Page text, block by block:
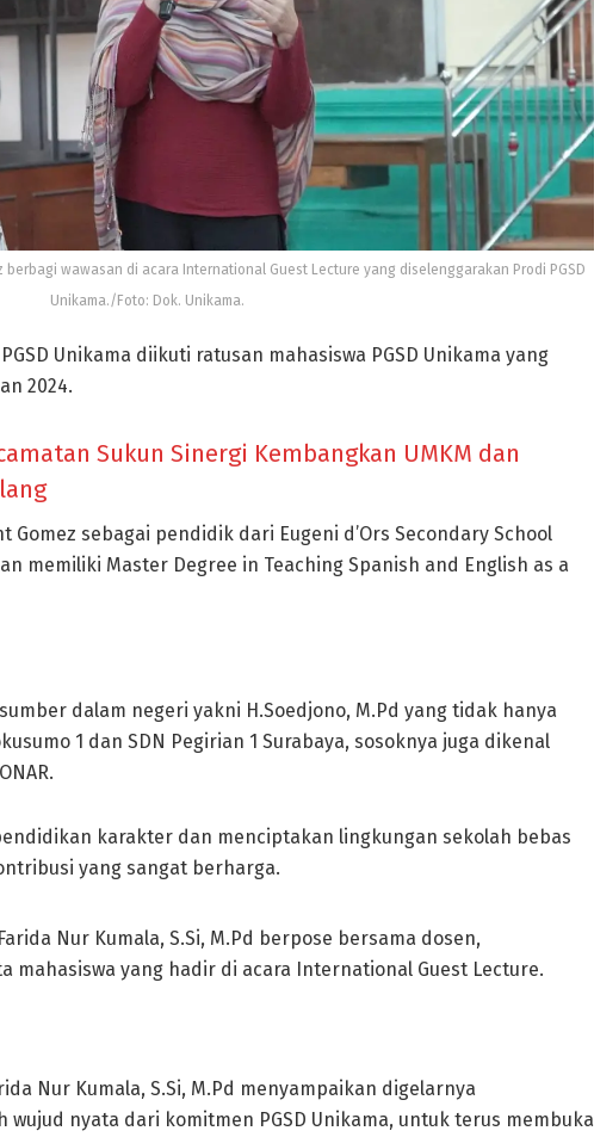
berbagi wawasan di acara International Guest Lecture yang diselenggarakan Prodi PGSD
Unikama./Foto: Dok. Unikama.
Unikama diikuti ratusan mahasiswa PGSD Unikama yang
2024.
Sukun Sinergi Kembangkan UMKM dan
sebagai pendidik dari Eugeni d’Ors Secondary School
memiliki Master Degree in Teaching Spanish and English as a
dalam negeri yakni H.Soedjono, M.Pd yang tidak hanya
1 dan SDN Pegirian 1 Surabaya, sosoknya juga dikenal
karakter dan menciptakan lingkungan sekolah bebas
yang sangat berharga.
Nur Kumala, S.Si, M.Pd menyampaikan digelarnya
nyata dari komitmen PGSD Unikama, untuk terus membuka